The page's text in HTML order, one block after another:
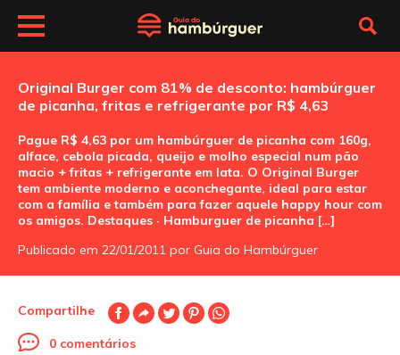
Original Burger com 81% de desconto: hambúrguer
de picanha, fritas e refrigerante por R$ 4,63
Pague R$ 4,63 por um hambúrguer de picanha com 160g,
alface, cebola picada, queijo e molho especial num pão
macio + fritas + refrigerante em lata. O Original Burger
tem ambiente moderno e aconchegante, ideal para estar
com a família e também para fazer aquele happy hour com
os amigos. Destaques · Hamburguer de picanha […]
Publicado em 22/01/2011 por Guia do Hambúrguer
Compartilhe
0 comentários